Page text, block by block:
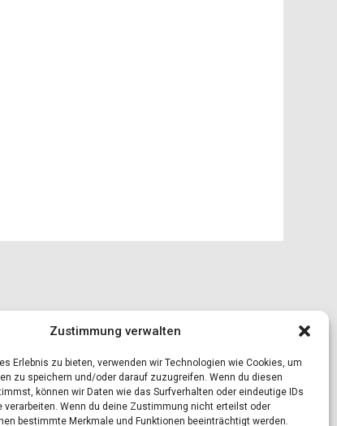
Zustimmung verwalten
Erlebnis zu bieten, verwenden wir Technologien wie Cookies, um
zu speichern und/oder darauf zuzugreifen. Wenn du diesen
können wir Daten wie das Surfverhalten oder eindeutige IDs
verarbeiten. Wenn du deine Zustimmung nicht erteilst oder
bestimmte Merkmale und Funktionen beeinträchtigt werden.